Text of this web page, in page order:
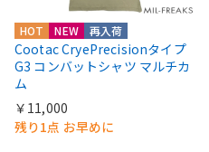
HOT NEW 再入荷
Cootac CryePrecisionタイプ
G3 コンバットシャツ マルチカ
ム
￥11,000
残り1点 お早めに